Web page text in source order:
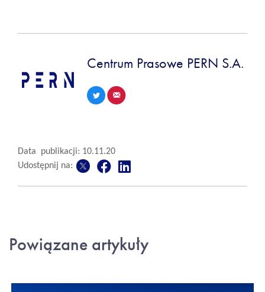
Centrum Prasowe PERN S.A.
Data publikacji: 10.11.20
Udostępnij na:
Powiązane artykuły